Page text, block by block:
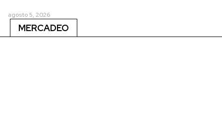
agosto 5, 2026
MERCADEO